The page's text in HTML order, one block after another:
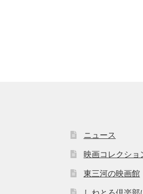
ニュース
映画コレクショ
東三河の映画館